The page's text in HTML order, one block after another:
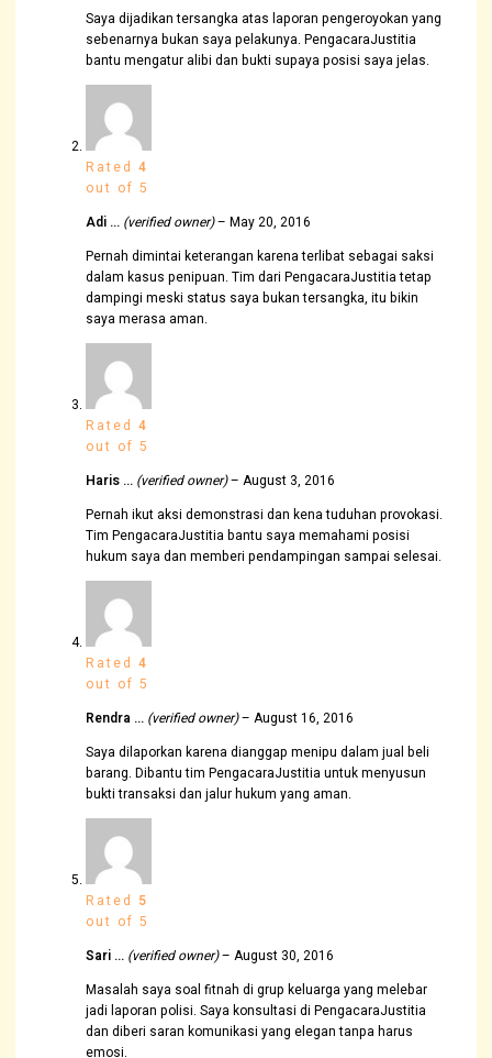
Saya dijadikan tersangka atas laporan pengeroyokan yang
sebenarnya bukan saya pelakunya. PengacaraJustitia
bantu mengatur alibi dan bukti supaya posisi saya jelas.
Rated4
out of 5
Adi … (verified owner)– May 20, 2016
Pernah dimintai keterangan karena terlibat sebagai saksi
dalam kasus penipuan. Tim dari PengacaraJustitia tetap
dampingi meski status saya bukan tersangka, itu bikin
saya merasa aman.
Rated4
out of 5
Haris … (verified owner)– August 3, 2016
Pernah ikut aksi demonstrasi dan kena tuduhan provokasi.
Tim PengacaraJustitia bantu saya memahami posisi
hukum saya dan memberi pendampingan sampai selesai.
Rated4
out of 5
Rendra … (verified owner)– August 16, 2016
Saya dilaporkan karena dianggap menipu dalam jual beli
barang. Dibantu tim PengacaraJustitia untuk menyusun
bukti transaksi dan jalur hukum yang aman.
Rated 5
out of 5
Sari … (verified owner)– August 30, 2016
Masalah saya soal fitnah di grup keluarga yang melebar
jadi laporan polisi. Saya konsultasi di PengacaraJustitia
dan diberi saran komunikasi yang elegan tanpa harus
emosi.